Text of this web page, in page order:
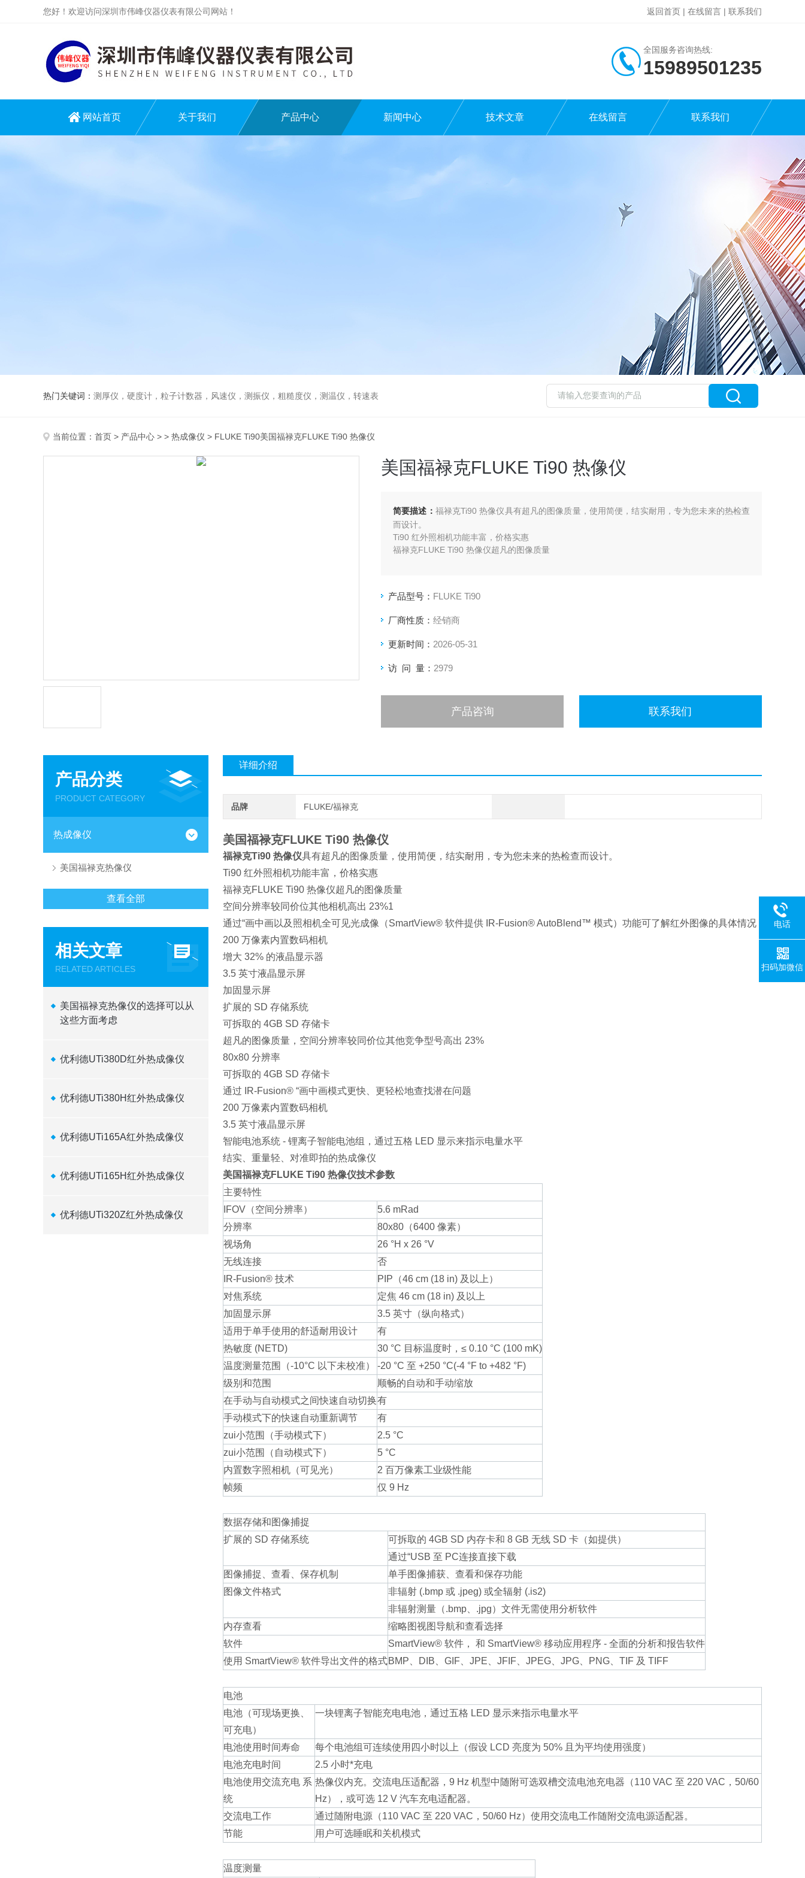
您好！欢迎访问深圳市伟峰仪器仪表有限公司网站！ 返回首页 | 在线留言 | 联系我们
全国服务咨询热线:
15989501235
网站首页 关于我们 产品中心 新闻中心 技术文章 在线留言 联系我们
热门关键词： 测厚仪，硬度计，粒子计数器，风速仪，测振仪，粗糙度仪，测温仪，转速表
当前位置： 首页 > 产品中心 > > 热成像仪 > FLUKE Ti90美国福禄克FLUKE Ti90 热像仪
美国福禄克FLUKE Ti90 热像仪
简要描述： 福禄克Ti90 热像仪具有超凡的图像质量，使用简便，结实耐用，专为您未来的热检查
而设计。
Ti90 红外照相机功能丰富，价格实惠
福禄克FLUKE Ti90 热像仪超凡的图像质量
产品型号： FLUKE Ti90
厂商性质： 经销商
更新时间： 2026-05-31
访 问 量： 2979
产品咨询 联系我们
产品分类
PRODUCT CATEGORY
热成像仪
美国福禄克热像仪
查看全部
相关文章
RELATED ARTICLES
美国福禄克热像仪的选择可以从
这些方面考虑
优利德UTi380D红外热成像仪
优利德UTi380H红外热成像仪
优利德UTi165A红外热成像仪
优利德UTi165H红外热成像仪
优利德UTi320Z红外热成像仪
详细介绍
品牌 FLUKE/福禄克
美国福禄克FLUKE Ti90 热像仪
福禄克Ti90 热像仪具有超凡的图像质量，使用简便，结实耐用，专为您未来的热检查而设计。
Ti90 红外照相机功能丰富，价格实惠
福禄克FLUKE Ti90 热像仪超凡的图像质量
空间分辨率较同价位其他相机高出 23%1
通过“画中画以及照相机全可见光成像（SmartView® 软件提供 IR-Fusion® AutoBlend™ 模式）功能可了解红外图像的具体情况
200 万像素内置数码相机
增大 32% 的液晶显示器
3.5 英寸液晶显示屏
加固显示屏
扩展的 SD 存储系统
可拆取的 4GB SD 存储卡
超凡的图像质量，空间分辨率较同价位其他竞争型号高出 23%
80x80 分辨率
可拆取的 4GB SD 存储卡
通过 IR-Fusion® “画中画模式更快、更轻松地查找潜在问题
200 万像素内置数码相机
3.5 英寸液晶显示屏
智能电池系统 - 锂离子智能电池组，通过五格 LED 显示来指示电量水平
结实、重量轻、对准即拍的热成像仪
美国福禄克FLUKE Ti90 热像仪技术参数
主要特性
IFOV（空间分辨率）
5.6 mRad
分辨率
80x80（6400 像素）
视场角
26 °H x 26 °V
无线连接
否
IR-Fusion® 技术
PIP（46 cm (18 in) 及以上）
对焦系统
定焦 46 cm (18 in) 及以上
加固显示屏
3.5 英寸（纵向格式）
适用于单手使用的舒适耐用设计
有
热敏度 (NETD)
30 °C 目标温度时，≤ 0.10 °C (100 mK)
温度测量范围（-10°C 以下未校准）
-20 °C 至 +250 °C(-4 °F to +482 °F)
级别和范围
顺畅的自动和手动缩放
在手动与自动模式之间快速自动切换有
手动模式下的快速自动重新调节
有
zui小范围（手动模式下）
2.5 °C
zui小范围（自动模式下）
5 °C
内置数字照相机（可见光）
2 百万像素工业级性能
帧频
仅 9 Hz
数据存储和图像捕捉
扩展的 SD 存储系统
可拆取的 4GB SD 内存卡和 8 GB 无线 SD 卡（如提供）
通过“USB 至 PC连接直接下载
图像捕捉、查看、保存机制
单手图像捕获、查看和保存功能
图像文件格式
非辐射 (.bmp 或 .jpeg) 或全辐射 (.is2)
非辐射测量（.bmp、.jpg）文件无需使用分析软件
内存查看
缩略图视图导航和查看选择
软件
SmartView® 软件， 和 SmartView® 移动应用程序 - 全面的分析和报告软件
使用 SmartView® 软件导出文件的格式BMP、DIB、GIF、JPE、JFIF、JPEG、JPG、PNG、TIF 及 TIFF
电池
电池（可现场更换、
可充电）
一块锂离子智能充电电池，通过五格 LED 显示来指示电量水平
电池使用时间寿命
每个电池组可连续使用四小时以上（假设 LCD 亮度为 50% 且为平均使用强度）
电池充电时间
2.5 小时*充电
电池使用交流充电 系
统
热像仪内充。交流电压适配器，9 Hz 机型中随附可选双槽交流电池充电器（110 VAC 至 220 VAC，50/60
Hz），或可选 12 V 汽车充电适配器。
交流电工作
通过随附电源（110 VAC 至 220 VAC，50/60 Hz）使用交流电工作随附交流电源适配器。
节能
用户可选睡眠和关机模式
温度测量
电话
扫码加微信